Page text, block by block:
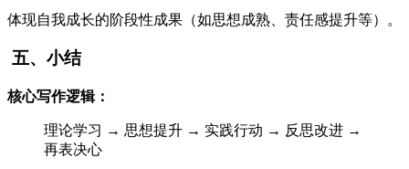
体现自我成长的阶段性成果（如思想成熟、责任感提升等）。
五、小结
核心写作逻辑：
理论学习 → 思想提升 → 实践行动 → 反思改进 →
再表决心